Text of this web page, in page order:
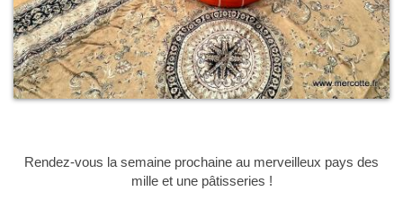
Rendez-vous la semaine prochaine au merveilleux pays des
mille et une pâtisseries !